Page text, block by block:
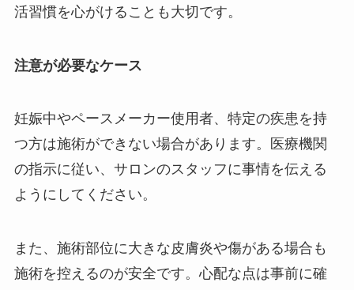
活習慣を心がけることも大切です。
注意が必要なケース
妊娠中やペースメーカー使用者、特定の疾患を持
つ方は施術ができない場合があります。医療機関
の指示に従い、サロンのスタッフに事情を伝える
ようにしてください。
また、施術部位に大きな皮膚炎や傷がある場合も
施術を控えるのが安全です。心配な点は事前に確